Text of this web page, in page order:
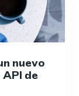
nuevo
de